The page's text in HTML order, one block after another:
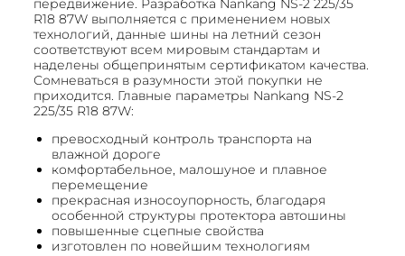
передвижение. Разработка Nankang NS-2 225/35
R18 87W выполняется с применением новых
технологий, данные шины на летний сезон
соответствуют всем мировым стандартам и
наделены общепринятым сертификатом качества.
Сомневаться в разумности этой покупки не
приходится. Главные параметры Nankang NS-2
225/35 R18 87W:
превосходный контроль транспорта на
влажной дороге
комфортабельное, малошуное и плавное
перемещение
прекрасная износоупорность, благодаря
особенной структуры протектора автошины
повышенные сцепные свойства
изготовлен по новейшим технологиям